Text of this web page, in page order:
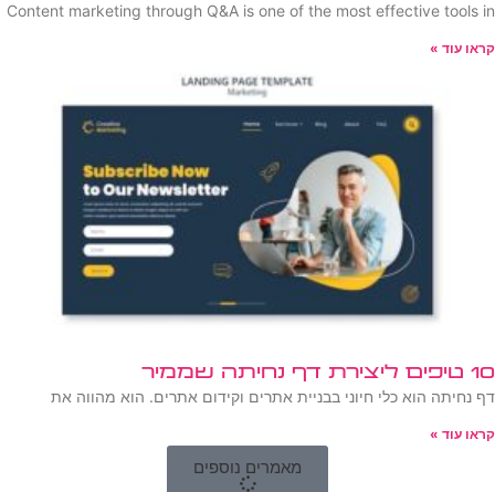
Content marketing through Q&A is one of the most effective tools in
קראו עוד »
10 טיפים ליצירת דף נחיתה שממיר
דף נחיתה הוא כלי חיוני בבניית אתרים וקידום אתרים. הוא מהווה את
קראו עוד »
מאמרים נוספים